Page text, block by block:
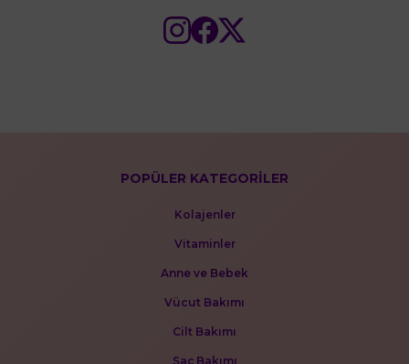
POPÜLER KATEGORİLER
Kolajenler
Vitaminler
Anne ve Bebek
Vücut Bakımı
Cilt Bakımı
Saç Bakımı